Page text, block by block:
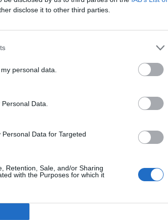
disclose it to other third parties.
personal data.
Data.
Data for Targeted
Retention, Sale, and/or Sharing
with the Purposes for which it
bëri të ditur se kjo çështje tashmë
ndërsa në periudhën në vijim priten
Në të ardhmen prisni veprime
ka edhe përgjegjësia personale e